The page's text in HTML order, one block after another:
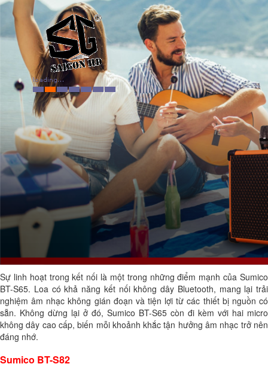
Sự linh hoạt trong kết nối là một trong những điểm mạnh của Sumico
BT-S65. Loa có khả năng kết nối không dây Bluetooth, mang lại trải
nghiệm âm nhạc không gián đoạn và tiện lợi từ các thiết bị nguồn có
sẵn. Không dừng lại ở đó, Sumico BT-S65 còn đi kèm với hai micro
không dây cao cấp, biến mỗi khoảnh khắc tận hưởng âm nhạc trở nên
đáng nhớ.
Sumico BT-S82